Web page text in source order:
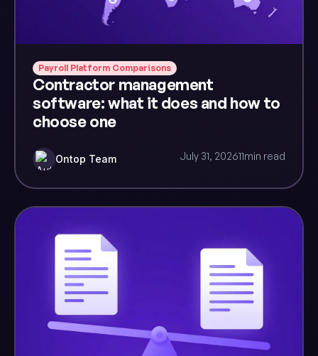
Payroll Platform Comparisons
Contractor management
software: what it does and how to
choose one
Ontop Team July 31, 202611min read